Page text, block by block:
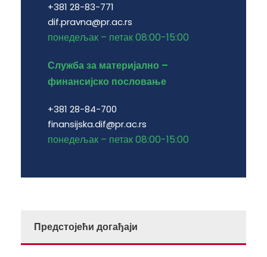
+381 28-83-771
dif.pravna@pr.ac.rs
понедељак – петак 08:00-15:00
Служба за материјално –
финансијско пословање
+381 28-84-700
finansijska.dif@pr.ac.rs
понедељак – петак 08:00-15:00
Предстојећи догађаји